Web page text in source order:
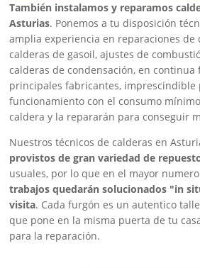
También instalamos y reparamos
Asturias. Ponemos a tu disposición
amplia experiencia en reparaciones de
calderas de gasoil, ajustes de
calderas de condensación, en continua
principales fabricantes, imprescindible
funcionamiento con el consumo
caldera y la repararán para conseguir
Nuestros técnicos de calderas en
provistos de gran variedad de
usuales, por lo que en el mayor
trabajos quedarán solucionados "in
visita. Cada furgón es un autentico
que pone en la misma puerta de tu
para la reparación.